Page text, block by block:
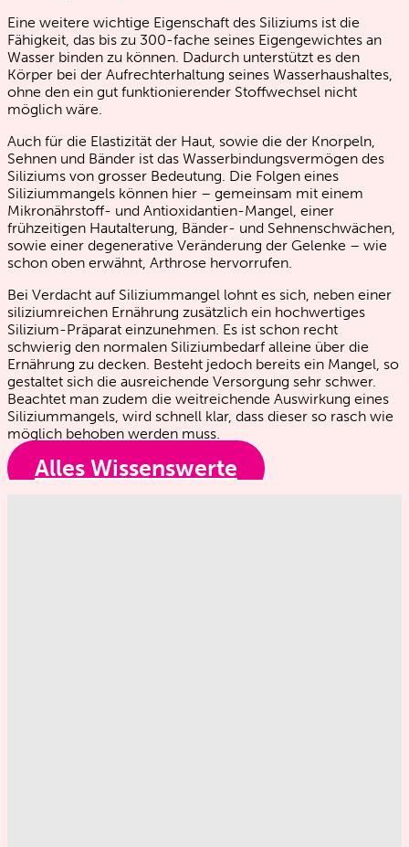
Eine weitere wichtige Eigenschaft des Siliziums ist die
Fähigkeit, das bis zu 300-fache seines Eigengewichtes an
Wasser binden zu können. Dadurch unterstützt es den
Körper bei der Aufrechterhaltung seines Wasserhaushaltes,
ohne den ein gut funktionierender Stoffwechsel nicht
möglich wäre.
Auch für die Elastizität der Haut, sowie die der Knorpeln,
Sehnen und Bänder ist das Wasserbindungsvermögen des
Siliziums von grosser Bedeutung. Die Folgen eines
Siliziummangels können hier – gemeinsam mit einem
Mikronährstoff- und Antioxidantien-Mangel, einer
frühzeitigen Hautalterung, Bänder- und Sehnenschwächen,
sowie einer degenerative Veränderung der Gelenke – wie
schon oben erwähnt, Arthrose hervorrufen.
Bei Verdacht auf Siliziummangel lohnt es sich, neben einer
siliziumreichen Ernährung zusätzlich ein hochwertiges
Silizium-Präparat einzunehmen. Es ist schon recht
schwierig den normalen Siliziumbedarf alleine über die
Ernährung zu decken. Besteht jedoch bereits ein Mangel, so
gestaltet sich die ausreichende Versorgung sehr schwer.
Beachtet man zudem die weitreichende Auswirkung eines
Siliziummangels, wird schnell klar, dass dieser so rasch wie
möglich behoben werden muss.
Alles Wissenswerte